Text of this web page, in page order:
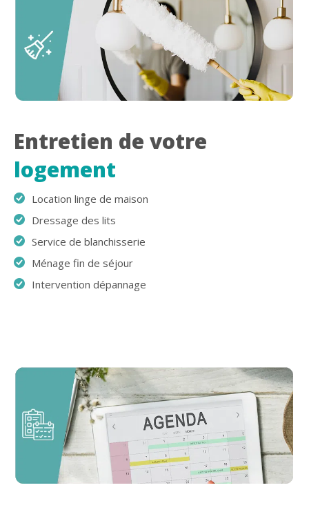
Entretien de votre
logement
Location linge de maison
Dressage des lits
Service de blanchisserie
Ménage fin de séjour
Intervention dépannage